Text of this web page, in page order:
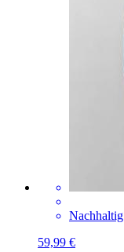
Nachhaltig
59,99 €